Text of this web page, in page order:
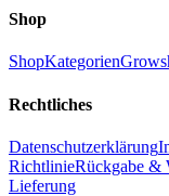
Shop
ShopKategorien
Rechtliches
Datenschutzerklärung
RichtlinieRückgabe &
Lieferung